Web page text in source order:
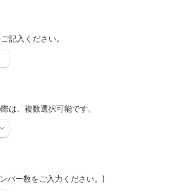
記入ください。
は、複数選択可能です。
バー数をご入力ください。)